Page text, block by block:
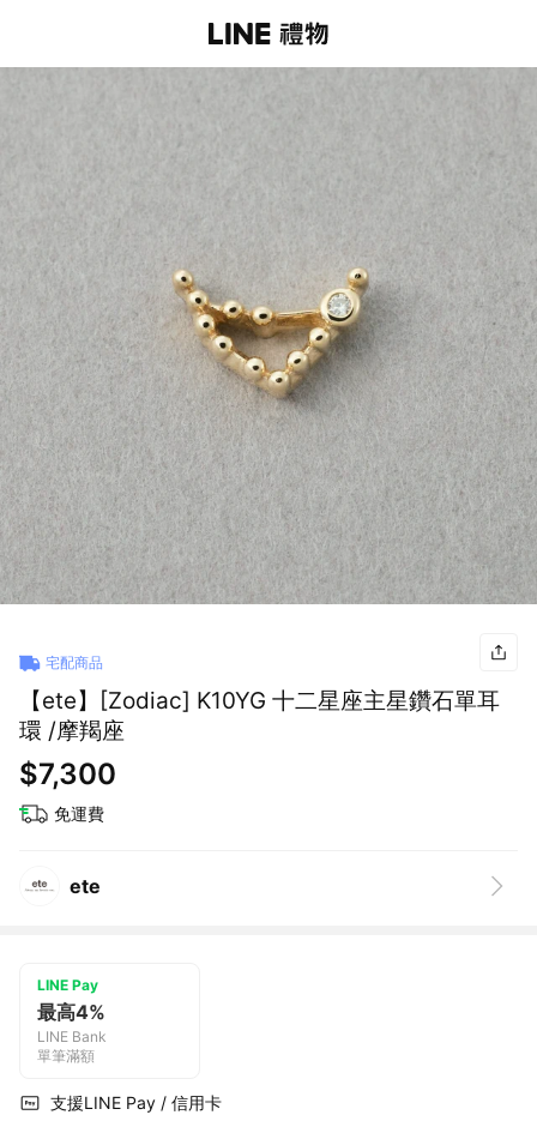
宅配商品
【ete】[Zodiac] K10YG 十二星座主星鑽石單耳
環 /摩羯座
$7,300
免運費
ete
LINE Pay
最高4%
LINE Bank
單筆滿額
支援LINE Pay / 信用卡